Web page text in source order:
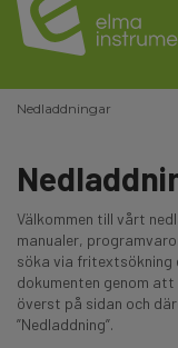
Nedladdningar
Välkommen till vårt
manualer,
söka via fritextsökning
dokumenten genom
överst på sidan och
”Nedladdning”.